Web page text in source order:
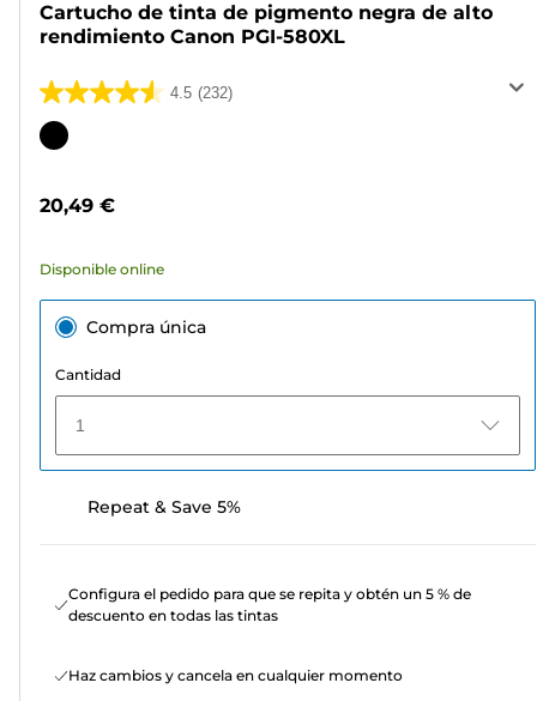
Cartucho de tinta de pigmento negra de alto
rendimiento Canon PGI-580XL
4.5 (232)
4.5
de
232
Cartucho
color
20,49 €
Disponible online
Compra única
Cantidad
1
Repeat & Save 5%
Configura el pedido para que se repita y obtén un 5 % de
descuento en todas las tintas
Haz cambios y cancela en cualquier momento